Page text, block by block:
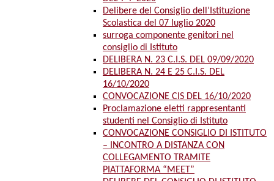
Delibere del Consiglio dell’Istituzione
Scolastica del 07 luglio 2020
surroga componente genitori nel
consiglio di Istituto
DELIBERA N. 23 C.I.S. DEL 09/09/2020
DELIBERA N. 24 E 25 C.I.S. DEL
16/10/2020
CONVOCAZIONE CIS DEL 16/10/2020
Proclamazione eletti rappresentanti
studenti nel Consiglio di Istituto
CONVOCAZIONE CONSIGLIO DI ISTITUTO
– INCONTRO A DISTANZA CON
COLLEGAMENTO TRAMITE
PIATTAFORMA “MEET”